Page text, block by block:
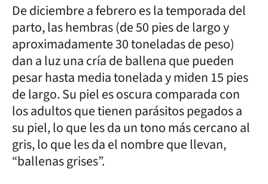
De diciembre a febrero es la temporada del
parto, las hembras (de 50 pies de largo y
aproximadamente 30 toneladas de peso)
dan a luz una cría de ballena que pueden
pesar hasta media tonelada y miden 15 pies
de largo. Su piel es oscura comparada con
los adultos que tienen parásitos pegados a
su piel, lo que les da un tono más cercano al
gris, lo que les da el nombre que llevan,
“ballenas grises”.